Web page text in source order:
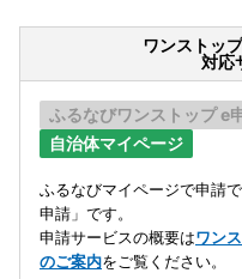
ワンストッ
対応
ふるなびワンストップ e
自治体マイページ
ふるなびマイページで申請
申請」です。
申請サービスの概要はワン
のご案内をご覧ください。